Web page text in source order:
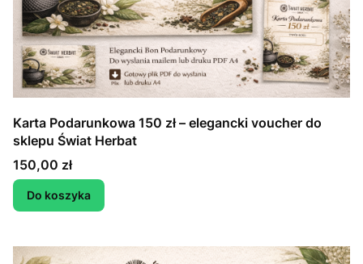
Karta Podarunkowa 150 zł – elegancki voucher do
sklepu Świat Herbat
Cena
150,00 zł
Do koszyka